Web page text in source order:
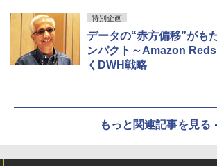
特別企画
データの“赤方偏移”がも
ンパクト～Amazon
くDWH戦略
もっと関連記事を見る